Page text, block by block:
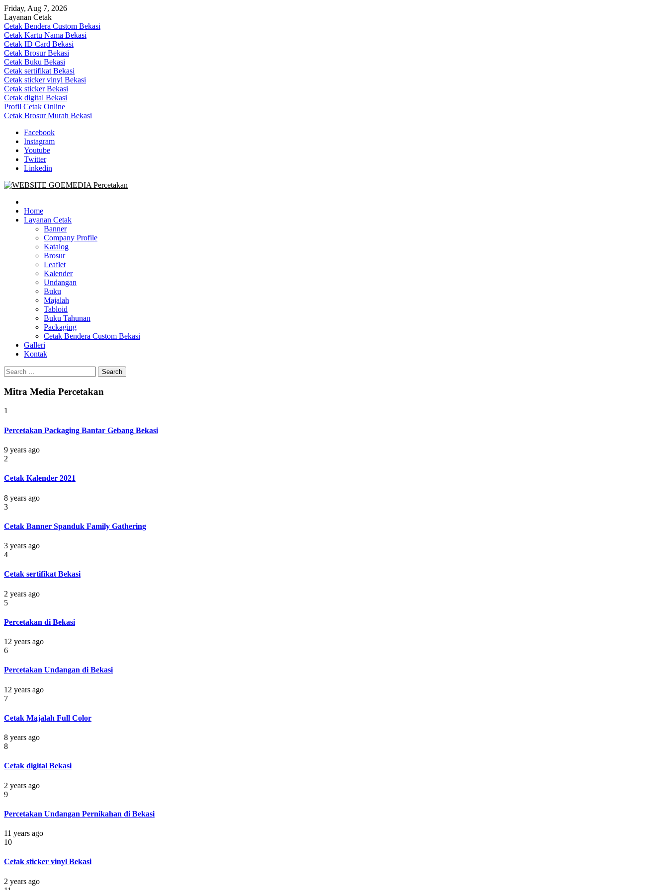
Skip
to
content
Friday, Aug 7, 2026
Layanan Cetak
Cetak Bendera Custom Bekasi
Cetak Kartu Nama Bekasi
Cetak ID Card Bekasi
Cetak Brosur Bekasi
Cetak Buku Bekasi
Cetak sertifikat Bekasi
Cetak sticker vinyl Bekasi
Cetak sticker Bekasi
Cetak digital Bekasi
Profil Cetak Online
Cetak Brosur Murah Bekasi
Facebook
Instagram
Youtube
Twitter
Linkedin
Goe Media Percetakan | 0822-4439-5599 (Call/WA)
0822-4439-5599 (Call/WA) Percetakan jasa cetak banner buku yasin invoice kartu nama label map nota spanduk stiker undangan pernikahan murah online 24 jam
Home
Layanan Cetak
Banner
Company Profile
Katalog
Brosur
Leaflet
Kalender
Undangan
Buku
Majalah
Tabloid
Buku Tahunan
Packaging
Cetak Bendera Custom Bekasi
Galleri
Kontak
Search
for:
Mitra Media Percetakan
1
Percetakan Packaging Bantar Gebang Bekasi
9 years ago
2
Cetak Kalender 2021
8 years ago
3
Cetak Banner Spanduk Family Gathering
3 years ago
4
Cetak sertifikat Bekasi
2 years ago
5
Percetakan di Bekasi
12 years ago
6
Percetakan Undangan di Bekasi
12 years ago
7
Cetak Majalah Full Color
8 years ago
8
Cetak digital Bekasi
2 years ago
9
Percetakan Undangan Pernikahan di Bekasi
11 years ago
10
Cetak sticker vinyl Bekasi
2 years ago